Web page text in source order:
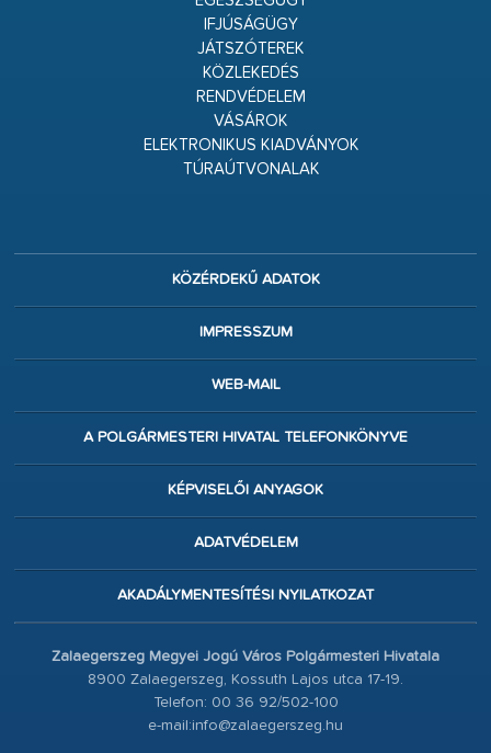
IFJÚSÁGÜGY
JÁTSZÓTEREK
KÖZLEKEDÉS
RENDVÉDELEM
VÁSÁROK
ELEKTRONIKUS KIADVÁNYOK
TÚRAÚTVONALAK
KÖZÉRDEKŰ ADATOK
IMPRESSZUM
WEB-MAIL
A POLGÁRMESTERI HIVATAL TELEFONKÖNYVE
KÉPVISELŐI ANYAGOK
ADATVÉDELEM
AKADÁLYMENTESÍTÉSI NYILATKOZAT
Zalaegerszeg Megyei Jogú Város Polgármesteri Hivatala
8900 Zalaegerszeg, Kossuth Lajos utca 17-19.
Telefon: 00 36 92/502-100
e-mail:info@zalaegerszeg.hu